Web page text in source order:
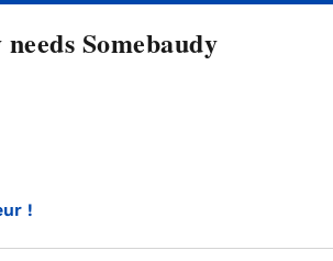
Somebaudy
!